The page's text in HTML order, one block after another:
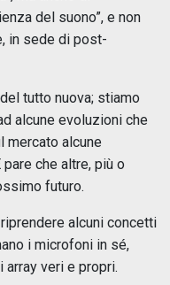
del suono”, e non
in sede di post-
tutto nuova; stiamo
alcune evoluzioni che
mercato alcune
che altre, più o
futuro.
alcuni concetti
i microfoni in sé,
veri e propri.